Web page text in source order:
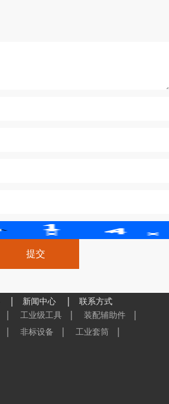
新闻中心 联系方式
工业级工具
装配辅助件
非标设备
工业套筒